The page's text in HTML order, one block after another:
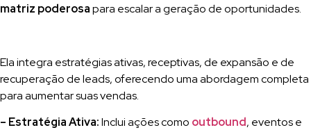
matriz poderosapara escalar a geração de oportunidades.
Ela integra estratégias ativas, receptivas, de expansão e de
recuperação de leads, oferecendo uma abordagem completa
para aumentar suas vendas.
– Estratégia Ativa:Inclui ações como outbound, eventos e